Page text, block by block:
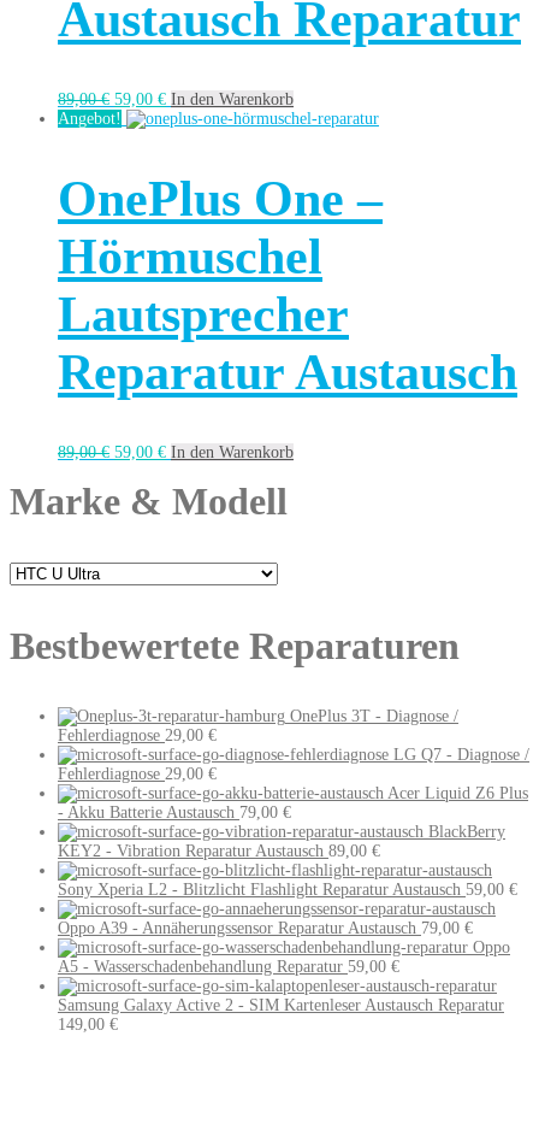
Austausch Reparatur
89,00€ 59,00 € In den Warenkorb
Angebot!
OnePlus One –
Hörmuschel
Lautsprecher
Reparatur Austausch
89,00€ 59,00 € In den Warenkorb
Marke & Modell
Bestbewertete Reparaturen
OnePlus 3T - Diagnose /
Fehlerdiagnose 29,00 €
LG Q7 - Diagnose /
Fehlerdiagnose 29,00 €
Acer Liquid Z6 Plus
- Akku Batterie Austausch 79,00 €
BlackBerry
KEY2 - Vibration Reparatur Austausch 89,00 €
Sony Xperia L2 - Blitzlicht Flashlight Reparatur Austausch 59,00 €
Oppo A39 - Annäherungssensor Reparatur Austausch 79,00 €
Oppo
A5 - Wasserschadenbehandlung Reparatur 59,00 €
Samsung Galaxy Active 2 - SIM Kartenleser Austausch Reparatur
149,00 €